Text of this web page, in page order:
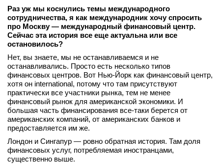
Раз уж мы коснулись темы международного
сотрудничества, я как международник хочу спросить
про Москву — международный финансовый центр.
Сейчас эта история все еще актуальна или все
остановилось?
Нет, вы знаете, мы не останавливаемся и не
останавливались. Просто есть несколько типов
финансовых центров. Вот Нью-Йорк как финансовый центр,
хотя он international, потому что там присутствуют
практически все участники рынка, тем не менее
финансовый рынок для американской экономики. И
большая часть финансирования все‑таки берется от
американских компаний, от американских банков и
предоставляется им же.
Лондон и Сингапур — ровно обратная история. Там доля
финансовых услуг, потребляемая иностранцами,
существенно выше.